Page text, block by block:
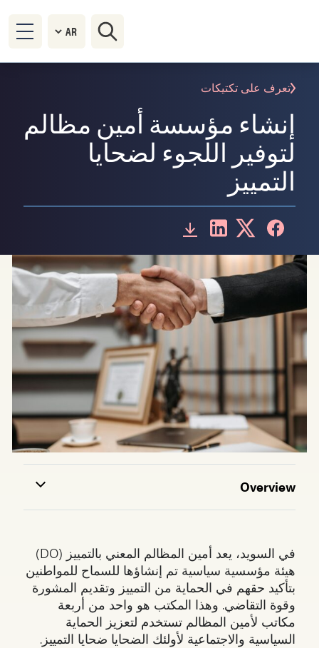
تعرف على تكتيكات
إنشاء مؤسسة أمين مظالم
لتوفير اللجوء لضحايا
التمييز
Overview
في السويد، يعد أمين المظالم المعني بالتمييز (DO)
هيئة مؤسسية سياسية تم إنشاؤها للسماح للمواطنين
بتأكيد حقهم في الحماية من التمييز وتقديم المشورة
وقوة التقاضي. وهذا المكتب هو واحد من أربعة
مكاتب لأمين المظالم تستخدم لتعزيز الحماية
السياسية والاجتماعية لأولئك الضحايا ضحايا التمييز.